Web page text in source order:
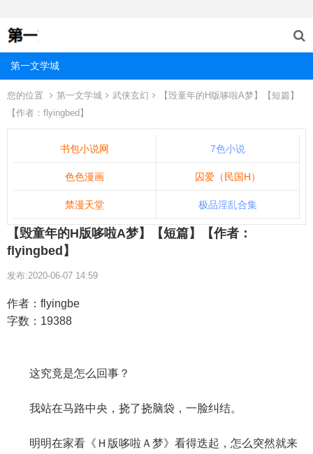
第一文学城
您的位置 第一文学城 武侠玄幻
【毁童年的H版哆啦A梦】【短篇】
【作者：flyingbed】
书包小说网 7色小说
色色漫画 囚爱（民国H）
禁漫天堂 极品淫乱合集
【毁童年的H版哆啦A梦】【短篇】【作者：
flyingbed】
发布:2020-06-07 14:59
作者：flyingbe
字数：19388
这究竟是怎么回事？
我站在马路中央，挠了挠脑袋，一脸纠结。
明明在家看《Ｈ版哆啦Ａ梦》看得迭起，怎么突然就来